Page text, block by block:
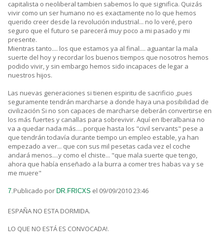
capitalista o neoliberal tambien sabemos lo que significa. Quizás
vivir como un ser humano no es exactamente no lo que hemos
querido creer desde la revolución industrial... no lo veré, pero
seguro que el futuro se parecerá muy poco a mi pasado y mi
presente.
Mientras tanto.... los que estamos ya al final.... aguantar la mala
suerte del hoy y recordar los buenos tiempos que nosotros hemos
podido vivir, y sin embargo hemos sido incapaces de legar a
nuestros hijos.
Las nuevas generaciones si tienen espiritu de sacrificio ,pues
seguramente tendrán marcharse a donde haya una posibilidad de
civilización Si no son capaces de marcharse deberán convertirse en
los más fuertes y canallas para sobrevivir. Aquí en Iberalbania no
va a quedar nada más.... porque hasta los "civil servants" pese a
que tendrán todavía durante tiempo un empleo estable, ya han
empezado a ver... que con sus mil pesetas cada vez el coche
andará menos....y como el chiste... "que mala suerte que tengo,
ahora que había enseñado a la burra a comer tres habas va y se
me muere"
7. Publicado por DR.FRICXS el 09/09/2010 23:46
ESPAÑA NO ESTA DORMIDA.
LO QUE NO ESTÁ ES CONVOCADA!.